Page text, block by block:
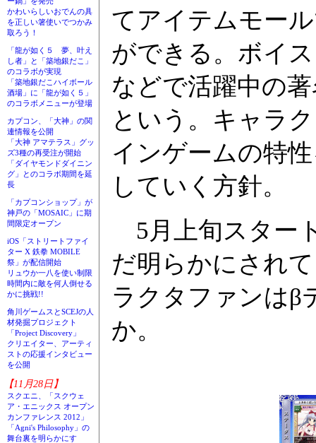
かわいらしいおでんの具
を正しい箸使いでつかみ
取ろう！
「龍が如く５ 夢、叶え
し者」と「築地銀だこ」
のコラボが実現
「築地銀だこハイボール
酒場」に「龍が如く５」
のコラボメニューが登場
カプコン、「大神」の関
連情報を公開
「大神 アマテラス」グッ
ズ3種の再受注が開始
「ダイヤモンドダイニン
グ」とのコラボ期間を延
長
「カプコンショップ」が
神戸の「MOSAIC」に期
間限定オープン
iOS「ストリートファイ
ター X 鉄拳 MOBILE
祭」が配信開始
リュウか一八を使い制限
時間内に敵を何人倒せる
かに挑戦!!
角川ゲームスとSCEJの人
材発掘プロジェクト
「Project Discovery」
クリエイター、アーティ
ストの応援インタビュー
を公開
【11月28日】
スクエニ、「スクウェ
ア・エニックス オープン
カンファレンス 2012」
「Agni's Philosophy」の
舞台裏を明らかにす
てアイテムモー
ができる。ボイ
などで活躍中の
という。キャラ
インゲームの特
していく方針。
5月上旬スター
だ明らかにされ
ラクタファンはβ
か。